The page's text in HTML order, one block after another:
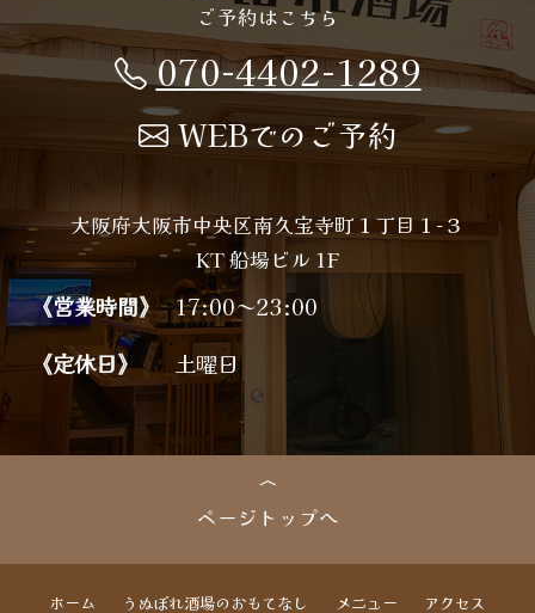
ご予約はこちら
070-4402-1289
WEBでのご予約
大阪府大阪市中央区南久宝寺町１丁目１−３
KT 船場ビル 1F
《営業時間》 17:00～23:00
《定休日》 土曜日
ページトップへ
ホーム うぬぼれ酒場のおもてなし メニュー アクセス